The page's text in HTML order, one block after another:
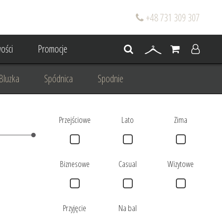
+48 731 309 307
Promocje
Bluzka Spódnica Spodnie
wesele Projektowanie/ Stylizacja
Przejściowe Lato Zima
Biznesowe Casual Wizytowe
Przyjęcie Na bal